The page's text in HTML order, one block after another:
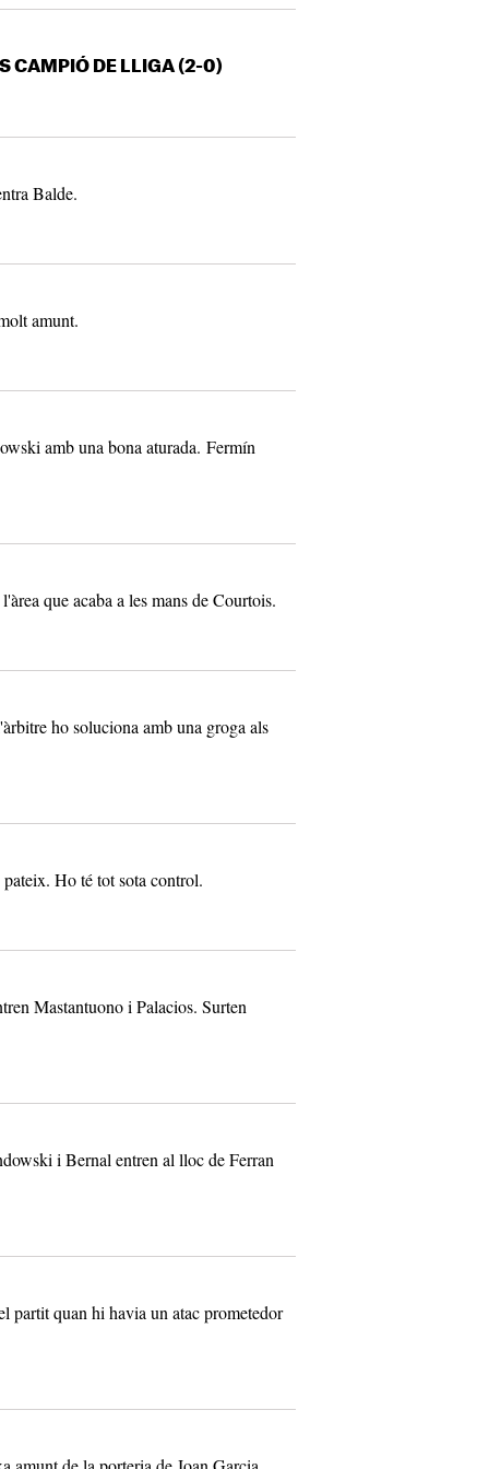
CAMPIÓ DE LLIGA (2-0)
Balde.
amunt.
amb una bona aturada. Fermín
que acaba a les mans de Courtois.
ho soluciona amb una groga als
Ho té tot sota control.
Mastantuono i Palacios. Surten
i Bernal entren al lloc de Ferran
partit quan hi havia un atac prometedor